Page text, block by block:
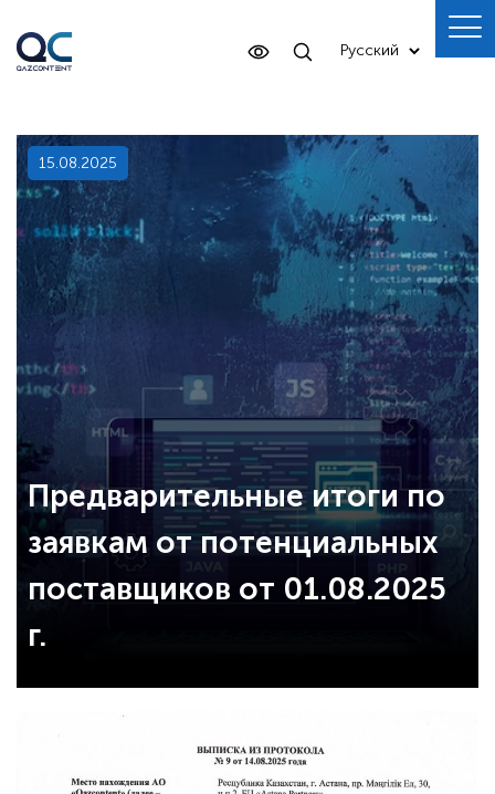
15.08.2025
Предварительные итоги по
заявкам от потенциальных
поставщиков от 01.08.2025
г.